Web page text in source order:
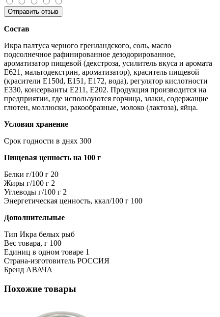
Отправить отзыв
Состав
Икра палтуса черного гренландского, соль, масло
подсолнечное рафинированное дезодорированное,
ароматизатор пищевой (декстроза, усилитель вкуса и аромата
Е621, мальтодекстрин, ароматизатор), краситель пищевой
(красители Е150d, Е151, Е172, вода), регулятор кислотности
Е330, консерванты Е211, Е202. Продукция производится на
предприятии, где используются горчица, злаки, содержащие
глютен, моллюски, ракообразные, молоко (лактоза), яйца.
Условия хранение
Срок годности в днях 300
Пищевая ценность на 100 г
Белки г/100 г 20
Жиры г/100 г 2
Углеводы г/100 г 2
Энергетическая ценность, ккал/100 г 100
Дополнительные
Тип Икра белых рыб
Вес товара, г 100
Единиц в одном товаре 1
Страна-изготовитель РОССИЯ
Бренд АВАЧА
Похожие товары